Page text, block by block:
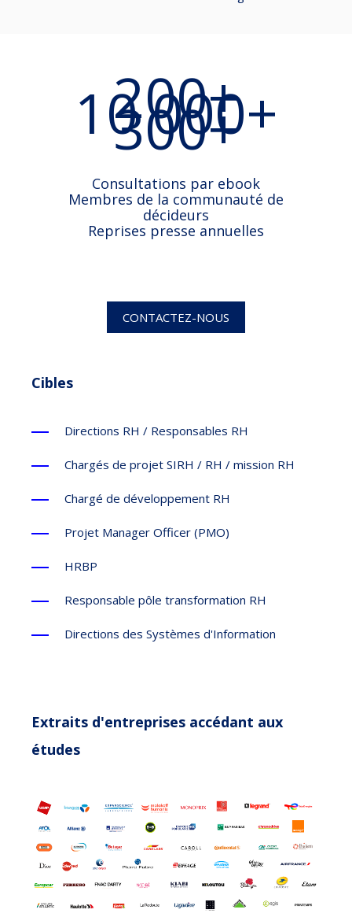
200+
10 000+
300+
Consultations par ebook
Membres de la communauté de
décideurs
Reprises presse annuelles
CONTACTEZ-NOUS
Cibles
Directions RH / Responsables RH
Chargés de projet SIRH / RH / mission RH
Chargé de développement RH
Projet Manager Officer (PMO)
HRBP
Responsable pôle transformation RH
Directions des Systèmes d'Information
Extraits d'entreprises accédant aux
études